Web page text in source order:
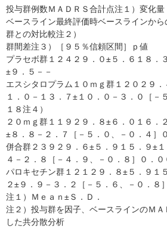
投与群例数ＭＡＤＲＳ合計点注１）変化量
ベースライン最終評価時ベースラインか
群との対比較注２）
群間差注３）［９５％信頼区間］ｐ値
プラセボ群１２４２９．０±５．６１８．
±９．５－－
エスシタロプラム１０ｍｇ群１２０２９
１．０－１３．７±１０．０－３．０［－
１８注４）
２０ｍｇ群１１９２９．８±６．０１６．
±８．８－２．７［－５．０、－０．４］
併合群２３９２９．６±５．９１５．９±１
４－２．８［－４．９、－０．８］０．０
パロキセチン群１２１２９．８±５．９１
２±９．９－３．２［－５．６、－０．８
注１）Ｍｅａｎ±Ｓ．Ｄ．
注２）投与群を因子、ベースラインのＭ
した共分散分析